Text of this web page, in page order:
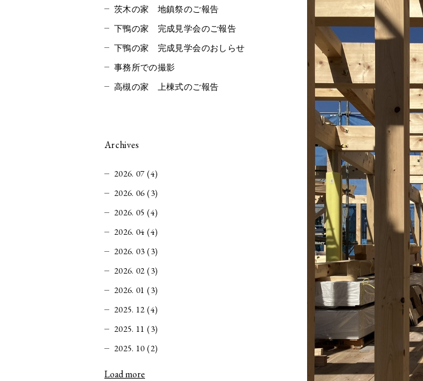
茨木の家 地鎮祭のご報告
下鴨の家 完成見学会のご報告
下鴨の家 完成見学会のおしらせ
事務所での撮影
高槻の家 上棟式のご報告
Archives
2026. 07 (4)
2026. 06 (3)
2026. 05 (4)
2026. 04 (4)
2026. 03 (3)
2026. 02 (3)
2026. 01 (3)
2025. 12 (4)
2025. 11 (3)
2025. 10 (2)
Load more